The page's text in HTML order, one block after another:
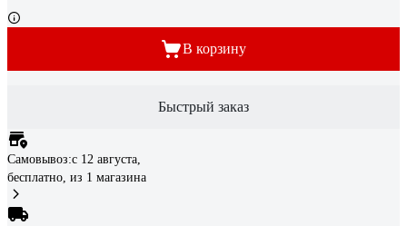
В корзину
Быстрый заказ
Самовывоз:c 12 августа,
бесплатно, из 1 магазина